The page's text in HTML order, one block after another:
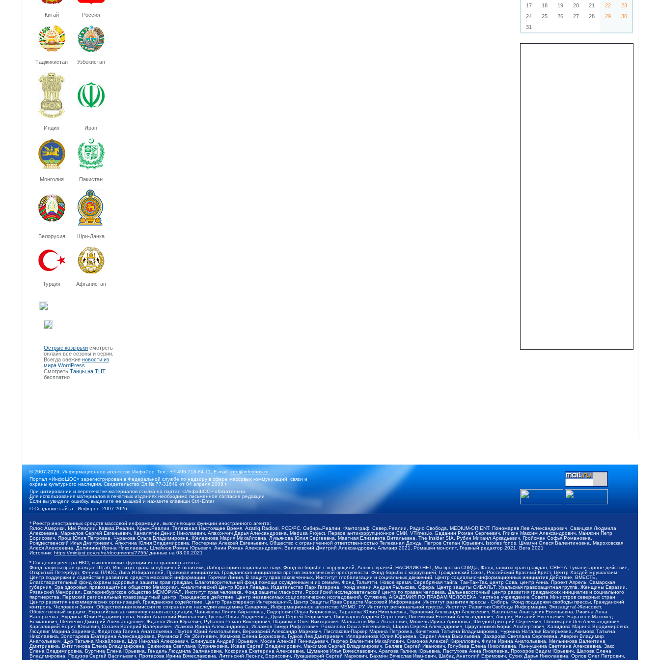
17
18 19 20 21 22
23
24
25 26 27 28 29
30
31
Китай Россия
Таджикистан Узбекистан
Индия Иран
Монголия Пакистан
Белорусия Шри-Ланка
Турция Афганистан
Острые козырьки смотреть
онлайн все сезоны и серии.
Всегда свежие новости из
мира WordPress
Смотреть Танцы на ТНТ
бесплатно
© 2007-2026, Информационное агентство ИнфоРос. Тел.: +7 495 718-84-11, E-mail:info@infoshos.ru
Портал «ИнфоШОС» зарегистрирован в Федеральной службе по надзору в сфере массовых коммуникаций, связи и
охраны культурного наследия. Свидетельство Эл № 77-31649 от 04 апреля 2008 г.
При цитировании и перепечатке материалов ссылка на портал «ИнфоШОС» обязательна.
Для использования материалов в печатных изданиях необходимо письменное согласие редакции
Если вы увидели ошибку, выделите ее мышкой и нажмите клавиши Ctrl+Enter
©Создание сайта - Инфорос, 2007-2026
* Реестр иностранных средств массовой информации, выполняющих функции иностранного агента:
Голос Америки, Idel.Реалии, Кавказ.Реалии, Крым.Реалии, Телеканал Настоящее Время, Azatliq Radiosi, PCE/PC, Сибирь.Реалии, Фактограф, Север.Реалии, Радио Свобода, MEDIUM-ORIENT, Пономарев Лев Александрович, Савицкая Людмила
Алексеевна, Маркелов Сергей Евгеньевич, Камалягин Денис Николаевич, Апахончич Дарья Александровна, Medusa Project, Первое антикоррупционное СМИ, VTimes.io, Баданин Роман Сергеевич, Гликин Максим Александрович, Маняхин Петр
Борисович, Ярош Юлия Петровна, Чуракова Ольга Владимировна, Железнова Мария Михайловна, Лукьянова Юлия Сергеевна, Маетная Елизавета Витальевна, The Insider SIA, Рубин Михаил Аркадьевич, Гройсман Софья Романовна,
Рождественский Илья Дмитриевич, Апухтина Юлия Владимировна, Постернак Алексей Евгеньевич, Общество с ограниченной ответственностью Телеканал Дождь, Петров Степан Юрьевич, Istories fonds, Шмагун Олеся Валентиновна, Мароховская
Алеся Алексеевна, Долинина Ирина Николаевна, Шлейнов Роман Юрьевич, Анин Роман Александрович, Великовский Дмитрий Александрович, Альтаир 2021, Ромашки монолит, Главный редактор 2021, Вега 2021
Источник: https://minjust.gov.ru/ru/documents/7755/ данные на 03.09.2021
* Сведения реестра НКО, выполняющих функции иностранного агента:
Фонд защиты прав граждан Штаб, Институт права и публичной политики, Лаборатория социальных наук, Фонд по борьбе с коррупцией, Альянс врачей, НАСИЛИЮ.НЕТ, Мы против СПИДа, Фонд защиты прав граждан, СВЕЧА, Гуманитарное действие,
Открытый Петербург, Феникс ПЛЮС, Лига Избирателей, Правовая инициатива, Гражданская инициатива против экологической преступности, Фонд борьбы с коррупцией, Гражданский Союз, Российский Красный Крест, Центр Хасдей Ерушалаим,
Центр поддержки и содействия развитию средств массовой информации, Горячая Линия, В защиту прав заключенных, Институт глобализации и социальных движений, Центр социально-информационных инициатив Действие, ВМЕСТЕ,
Благотворительный фонд охраны здоровья и защиты прав граждан, Благотворительный фонд помощи осужденным и их семьям, Фонд Тольятти, Новое время, Серебряная тайга, Так-Так-Так, центр Сова, центр Анна, Проект Апрель, Самарская
губерния, Эра здоровья, правозащитное общество Мемориал, Аналитический Центр Юрия Левады, Издательство Парк Гагарина, Фонд имени Андрея Рылькова, Сфера, Центр защиты СИБАЛЬТ, Уральская правозащитная группа, Женщины Евразии,
Рязанский Мемориал, Екатеринбургское общество МЕМОРИАЛ, Институт прав человека, Фонд защиты гласности, Российский исследовательский центр по правам человека, Дальневосточный центр развития гражданских инициатив и социального
партнерства, Пермский региональный правозащитный центр, Гражданское действие, Центр независимых социологических исследований, Сутяжник, АКАДЕМИЯ ПО ПРАВАМ ЧЕЛОВЕКА, Частное учреждение Совета Министров северных стран,
Центр развития некоммерческих организаций, Гражданское содействие, Центр Трансперенси Интернешнл-Р, Центр Защиты Прав Средств Массовой Информации, Институт развития прессы - Сибирь, Фонд поддержки свободы прессы, Гражданский
контроль, Человек и Закон, Общественная комиссия по сохранению наследия академика Сахарова, Информационное агентство МЕМО. РУ, Институт региональной прессы, Институт Развития Свободы Информации, Экозащита!-Женсовет,
Общественный вердикт, Евразийская антимонопольная ассоциация, Чанышева Лилия Айратовна, Сидорович Ольга Борисовна, Таранова Юлия Николаевна, Туровский Александр Алексеевич, Васильева Анастасия Евгеньевна, Ривина Анна
Валерьевна, Бурдина Юлия Владимировна, Бойко Анатолий Николаевич, Гусева Ольга Андреевна, Дугин Сергей Георгиевич, Пивоваров Андрей Сергеевич, Писемский Евгений Александрович, Аверин Виталий Евгеньевич, Барахоев Магомед
Бекханович, Шевченко Дмитрий Александрович, Жданов Иван Юрьевич, Рубанов Роман Викторович, Шарипков Олег Викторович, Мальсагов Муса Асланович, Мошель Ирина Ароновна, Шведов Григорий Сергеевич, Пономарев Лев Александрович,
Каргалицкий Борис Юльевич, Созаев Валерий Валерьевич, Исакова Ирина Александровна, Исламов Тимур Рифгатович, Романова Ольга Евгеньевна, Щаров Сергей Алексадрович, Цирульников Борис Альбертович, Халидова Марина Владимировна,
Людевиг Марина Зариевна, Федотова Галина Анатольевна, Паутов Юрий Анатольевич, Верховский Александр Маркович, Пислакова-Паркер Марина Петровна, Кочеткова Татьяна Владимировна, Чуркина Наталья Валерьевна, Акимова Татьяна
Николаевна, Золотарева Екатерина Александровна, Рачинский Ян Збигневич, Жемкова Елена Борисовна, Гудков Лев Дмитриевич, Илларионова Юлия Юрьевна, Саранг Анна Васильевна, Захарова Светлана Сергеевна, Аверин Владимир
Анатольевич, Щур Татьяна Михайловна, Щур Николай Алексеевич, Блинушов Андрей Юрьевич, Мосин Алексей Геннадьевич, Гефтер Валентин Михайлович, Симонов Алексей Кириллович, Флиге Ирина Анатольевна, Мельникова Валентина
Дмитриевна, Вититинова Елена Владимировна, Баженова Светлана Куприяновна, Исаев Сергей Владимирович, Максимов Сергей Владимирович, Беляев Сергей Иванович, Голубева Елена Николаевна, Ганнушкина Светлана Алексеевна, Закс
Елена Владимировна, Буртина Елена Юрьевна, Гендель Людмила Залмановна, Кокорина Екатерина Алексеевна, Шуманов Илья Вячеславович, Арапова Галина Юрьевна, Пастухова Анна Яковлевна, Прохоров Вадим Юрьевич, Шахова Елена
Владимировна, Подузов Сергей Васильевич, Протасова Ирина Вячеславовна, Литинский Леонид Борисович, Лукашевский Сергей Маркович, Бахмин Вячеслав Иванович, Шабад Анатолий Ефимович, Сухих Дарья Николаевна, Орлов Олег Петрович,